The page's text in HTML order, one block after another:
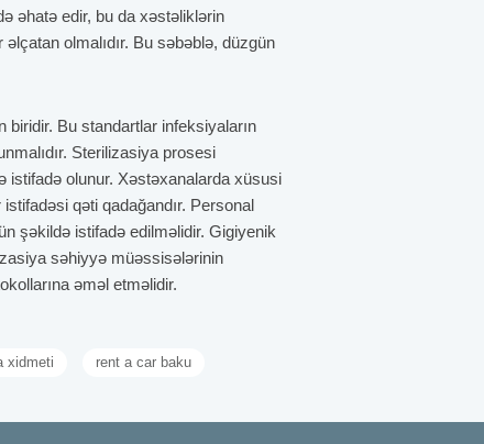
əhatə edir, bu da xəstəliklərin
olmalıdır. Bu səbəblə, düzgün
Bu standartlar infeksiyaların
Sterilizasiya prosesi
istifadə olunur. Xəstəxanalarda xüsusi
qəti qadağandır. Personal
şəkildə istifadə edilməlidir. Gigiyenik
səhiyyə müəssisələrinin
əməl etməlidir.
kurslarında iştirak vacibdir.
işləmək və qərarvermə
sayılır. Rəhbərlik və həmkar
xidmeti rent a car baku